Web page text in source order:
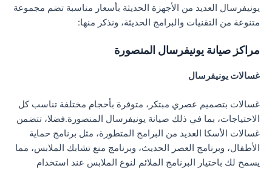
يونيفرسال العديد من الأجهزة الحديثة بأسعار مناسبة تضم مجموعة
متنوعة من التقنيات والبرامج الحديثة، ونذكر منها:
مراكز صيانة يونيفرسال المنصورة
غسالات يونيفرسال
غسالات بتصميم عصري مبتكر، متوفرة بأحجام مختلفة تناسب كل
الاحتياجات، بما في ذلك صيانة يونيفرسال المنصورة.فضلا، تتضمن
غسالات الأسكا العديد من البرامج المتطورة، مثل برنامج حماية
الأطفال، وبرنامج العصر الحديث، وبرنامج منع تشابك الملابس، مما
يسمح لك باختيار البرنامج الملائم لنوع الملابس عند استخدام